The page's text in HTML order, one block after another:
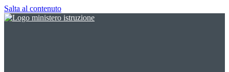
Salta al contenuto